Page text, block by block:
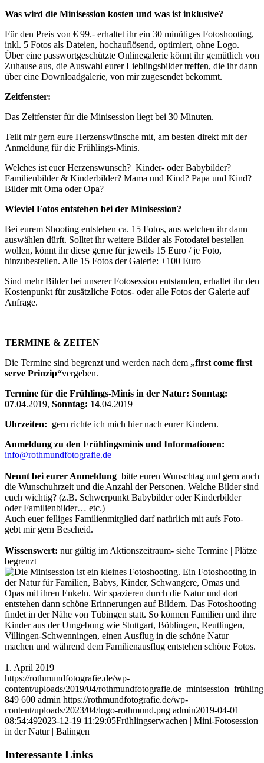
Was wird die Minisession kosten und was ist inklusive?
Für den Preis von € 99.- erhaltet ihr ein 30 minütiges Fotoshooting,
inkl. 5 Fotos als Dateien, hochauflösend, optimiert, ohne Logo.
Über eine passwortgeschützte Onlinegalerie könnt ihr gemütlich von
Zuhause aus, die Auswahl eurer Lieblingsbilder treffen, die ihr dann
über eine Downloadgalerie, von mir zugesendet bekommt.
Zeitfenster:
Das Zeitfenster für die Minisession liegt bei 30 Minuten.
Teilt mir gern eure Herzenswünsche mit, am besten direkt mit der
Anmeldung für die Frühlings-Minis.
Welches ist euer Herzenswunsch? Kinder- oder Babybilder?
Familienbilder & Kinderbilder? Mama und Kind? Papa und Kind?
Bilder mit Oma oder Opa?
Wieviel Fotos entstehen bei der Minisession?
Bei eurem Shooting entstehen ca. 15 Fotos, aus welchen ihr dann
auswählen dürft. Solltet ihr weitere Bilder als Fotodatei bestellen
wollen, könnt ihr diese gerne für jeweils 15 Euro / je Foto,
hinzubestellen. Alle 15 Fotos der Galerie: +100 Euro
Sind mehr Bilder bei unserer Fotosession entstanden, erhaltet ihr den
Kostenpunkt für zusätzliche Fotos- oder alle Fotos der Galerie auf
Anfrage.
TERMINE & ZEITEN
Die Termine sind begrenzt und werden nach dem „first come first
serve Prinzip“vergeben.
Termine für die Frühlings-Minis in der Natur: Sonntag:
07.04.2019, Sonntag: 14.04.2019
Uhrzeiten: gern richte ich mich hier nach eurer Kindern.
Anmeldung zu den Frühlingsminis und Informationen:
info@rothmundfotografie.de
Nennt bei eurer Anmeldung bitte euren Wunschtag und gern auch
die Wunschuhrzeit und die Anzahl der Personen. Welche Bilder sind
euch wichtig? (z.B. Schwerpunkt Babybilder oder Kinderbilder
oder Familienbilder… etc.)
Auch euer felliges Familienmitglied darf natürlich mit aufs Foto-
gebt mir gern Bescheid.
Wissenswert: nur gültig im Aktionszeitraum- siehe Termine | Plätze
begrenzt
1. April 2019
https://rothmundfotografie.de/wp-
content/uploads/2019/04/
849 600 admin https://rothmundfotografie.de/wp-
content/uploads/2023/04/logo-rothmund.png admin2019-04-01
08:54:492023-12-19 11:29:05Frühlingserwachen | Mini-Fotosession
in der Natur | Balingen
Interessante Links